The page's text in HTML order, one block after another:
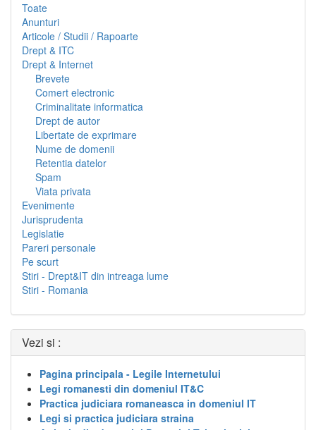
Toate
Anunturi
Articole / Studii / Rapoarte
Drept & ITC
Drept & Internet
Brevete
Comert electronic
Criminalitate informatica
Drept de autor
Libertate de exprimare
Nume de domenii
Retentia datelor
Spam
Viata privata
Evenimente
Jurisprudenta
Legislatie
Pareri personale
Pe scurt
Stiri - Drept&IT din intreaga lume
Stiri - Romania
Vezi si :
Pagina principala - Legile Internetului
Legi romanesti din domeniul IT&C
Practica judiciara romaneasca in domeniul IT
Legi si practica judiciara straina